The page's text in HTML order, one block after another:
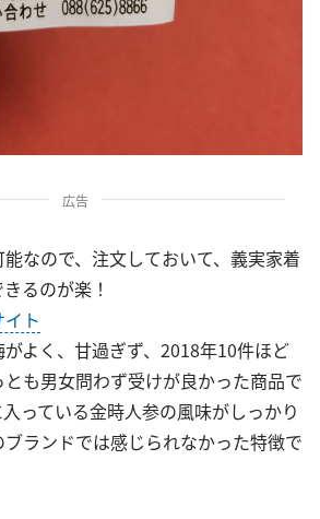
広告
なので、注文しておいて、義実家着
るのが楽！
ト
よく、甘過ぎず、2018年10件ほど
も男女問わず受けが良かった商品で
っている金時人参の風味がしっかり
ランドでは感じられなかった特徴で